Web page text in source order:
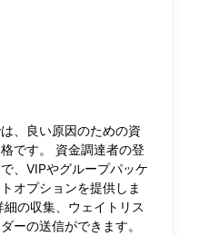
、良い原因のための資
です。 資金調達者の登
、VIPやグループパッケ
オプションを提供しま
の収集、ウェイトリス
ーの送信ができます。